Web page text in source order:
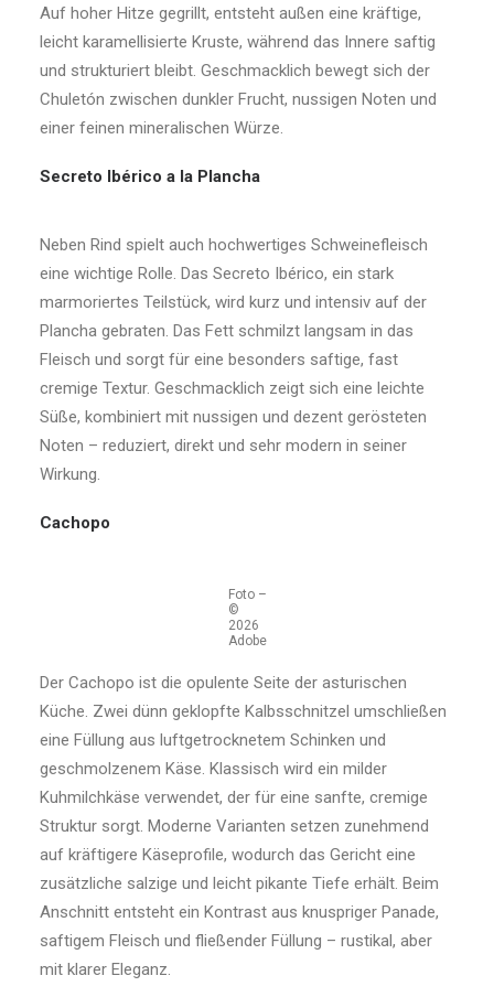
Auf hoher Hitze gegrillt, entsteht außen eine kräftige,
leicht karamellisierte Kruste, während das Innere saftig
und strukturiert bleibt. Geschmacklich bewegt sich der
Chuletón zwischen dunkler Frucht, nussigen Noten und
einer feinen mineralischen Würze.
Secreto Ibérico a la Plancha
Neben Rind spielt auch hochwertiges Schweinefleisch
eine wichtige Rolle. Das Secreto Ibérico, ein stark
marmoriertes Teilstück, wird kurz und intensiv auf der
Plancha gebraten. Das Fett schmilzt langsam in das
Fleisch und sorgt für eine besonders saftige, fast
cremige Textur. Geschmacklich zeigt sich eine leichte
Süße, kombiniert mit nussigen und dezent gerösteten
Noten – reduziert, direkt und sehr modern in seiner
Wirkung.
Cachopo
Foto –
©
2026
Adobe
Der Cachopo ist die opulente Seite der asturischen
Küche. Zwei dünn geklopfte Kalbsschnitzel umschließen
eine Füllung aus luftgetrocknetem Schinken und
geschmolzenem Käse. Klassisch wird ein milder
Kuhmilchkäse verwendet, der für eine sanfte, cremige
Struktur sorgt. Moderne Varianten setzen zunehmend
auf kräftigere Käseprofile, wodurch das Gericht eine
zusätzliche salzige und leicht pikante Tiefe erhält. Beim
Anschnitt entsteht ein Kontrast aus knuspriger Panade,
saftigem Fleisch und fließender Füllung – rustikal, aber
mit klarer Eleganz.